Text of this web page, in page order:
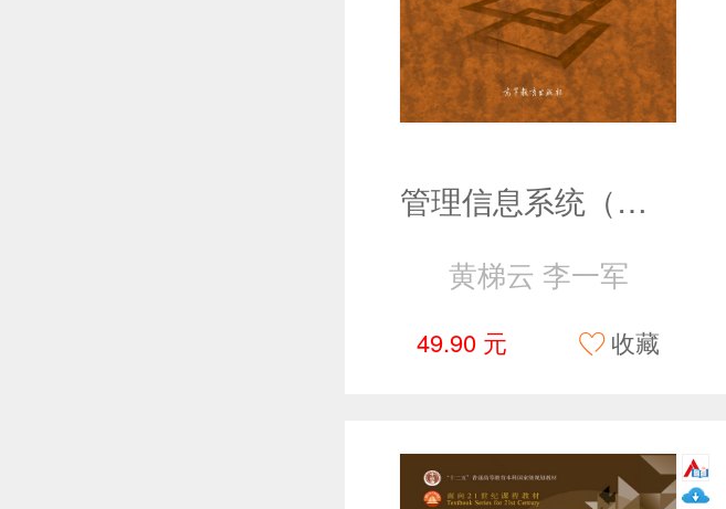
管理信息系统（第七版）
黄梯云 李一军
49.90 元 收藏